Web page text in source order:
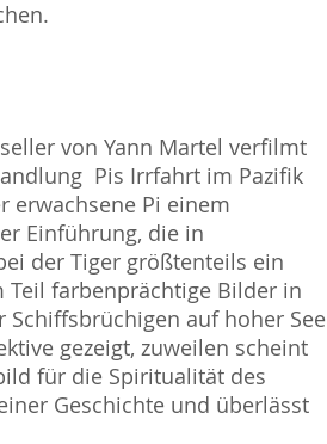
von Yann Martel verfilmt
 Pis Irrfahrt im Pazifik 
erwachsene Pi einem
Einführung, die in
der Tiger größtenteils ein
Teil farbenprächtige Bilder in
auf hoher See
gezeigt, zuweilen scheint
für die Spiritualität des
Geschichte und überlässt